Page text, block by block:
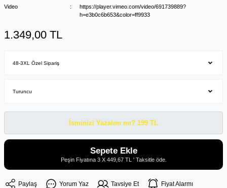
Video
https://player.vimeo.com/video/691739889?
h=e3b0c6b653&color=ff9933
1.349,00 TL
İsminizi Yazalım mı? 199 TL
Sepete Ekle
Peşin Fiyatına 3 X 449,67 TL ' Taksitle öde.
Paylaş Yorum Yaz Tavsiye Et Fiyat Alarmı